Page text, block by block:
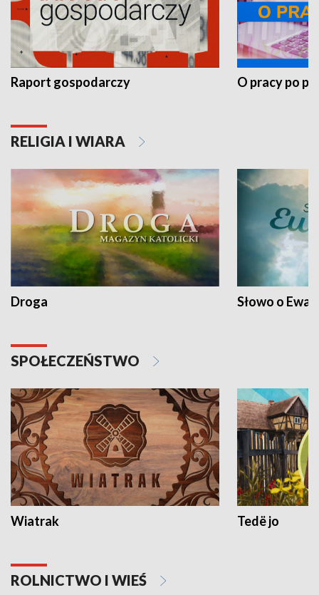
Raport gospodarczy O pracy po
RELIGIA I WIARA
Droga Słowo o
SPOŁECZEŃSTWO
Wiatrak Tedë jo
ROLNICTWO I WIEŚ